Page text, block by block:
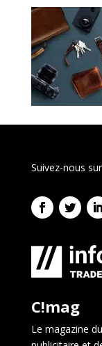
Suivez-nous
C!mag
Le magazine